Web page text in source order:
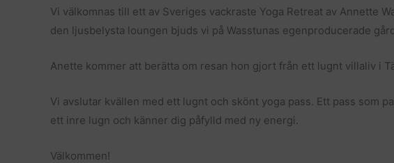
Vi välkomnas till ett av Sveriges vackraste Yoga Retreat av Annette
den ljusbelysta loungen bjuds vi på Wasstunas egenproducerade
Anette kommer att berätta om resan hon gjort från ett lugnt villaliv i
Vi avslutar kvällen med ett lugnt och skönt yoga pass. Ett pass som
ett inre lugn och känner dig påfylld med ny energi.
Välkommen!